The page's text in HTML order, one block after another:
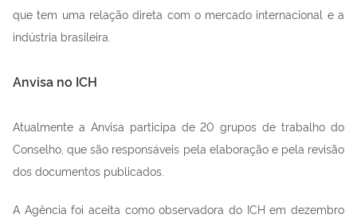
que tem uma relação direta com o mercado internacional e a
indústria brasileira.
Anvisa no ICH
Atualmente a Anvisa participa de 20 grupos de trabalho do
Conselho, que são responsáveis pela elaboração e pela revisão
dos documentos publicados.
A Agência foi aceita como observadora do ICH em dezembro